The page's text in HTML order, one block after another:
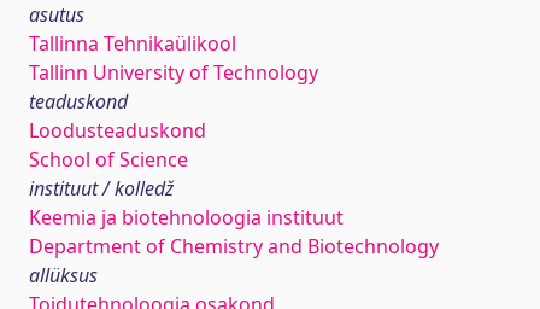
asutus
Tallinna Tehnikaülikool
Tallinn University of Technology
teaduskond
Loodusteaduskond
School of Science
instituut / kolledž
Keemia ja biotehnoloogia instituut
Department of Chemistry and Biotechnology
allüksus